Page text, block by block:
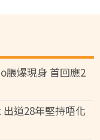
脹爆現身 首回應2
道28年堅持唔化